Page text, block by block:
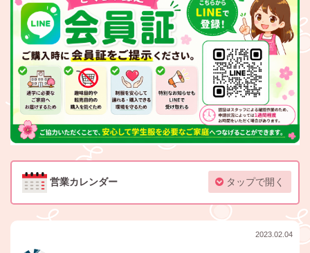
営業カレンダー タップで開く
2023.02.04